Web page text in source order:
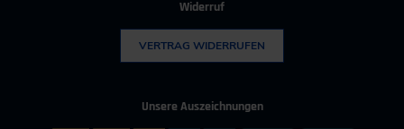
Widerruf
VERTRAG WIDERRUFEN
Unsere Auszeichnungen